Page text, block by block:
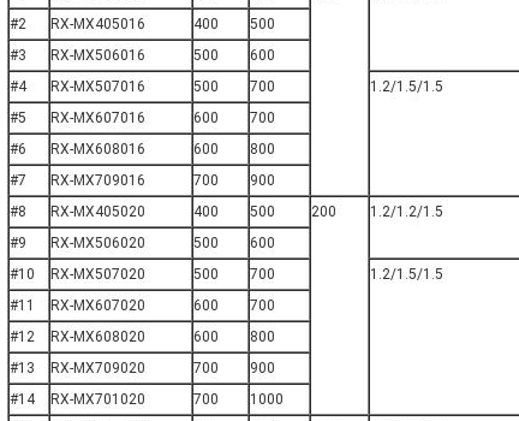
#2
RX-MX405016 400 500
#3
RX-MX506016 500 600
#4
RX-MX507016 500 700 1.2/1.5/1.5
#5
RX-MX607016 600 700
#6
RX-MX608016 600 800
#7
RX-MX709016 700 900
#8
RX-MX405020 400 500 200 1.2/1.2/1.5
#9
RX-MX506020 500 600
#10
RX-MX507020 500 700 1.2/1.5/1.5
#11
RX-MX607020 600 700
#12
RX-MX608020 600 800
#13
RX-MX709020 700 900
#14
RX-MX701020 700 1000